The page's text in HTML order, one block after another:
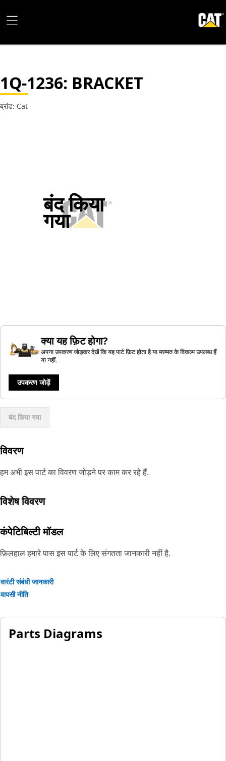
1Q-1236: BRACKET
ब्रांड: Cat
बंद किया
गया
क्या यह फ़िट होगा?
अपना उपकरण जोड़कर देखें कि यह पार्ट फ़िट होता है या मरम्मत के विकल्प उपलब्ध हैं
या नहीं.
उपकरण जोड़ें
बंद किया गया
विवरण
हम अभी इस पार्ट का विवरण जोड़ने पर काम कर रहे हैं.
विशेष विवरण
कंपेटिबिल्टी मॉडल
फ़िलहाल हमारे पास इस पार्ट के लिए संगतता जानकारी नहीं है.
वारंटी संबंधी जानकारी
वापसी नीति
Parts Diagrams